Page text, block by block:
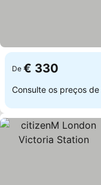
De € 330
Consulte os preços de